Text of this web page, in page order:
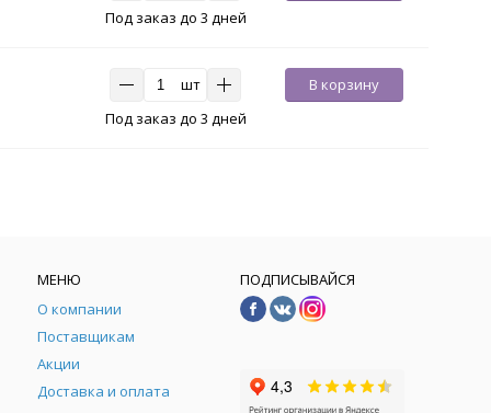
Под заказ до 3 дней
шт
В корзину
Под заказ до 3 дней
МЕНЮ
О компании
Поставщикам
Акции
Доставка и оплата
ПОДПИСЫВАЙСЯ